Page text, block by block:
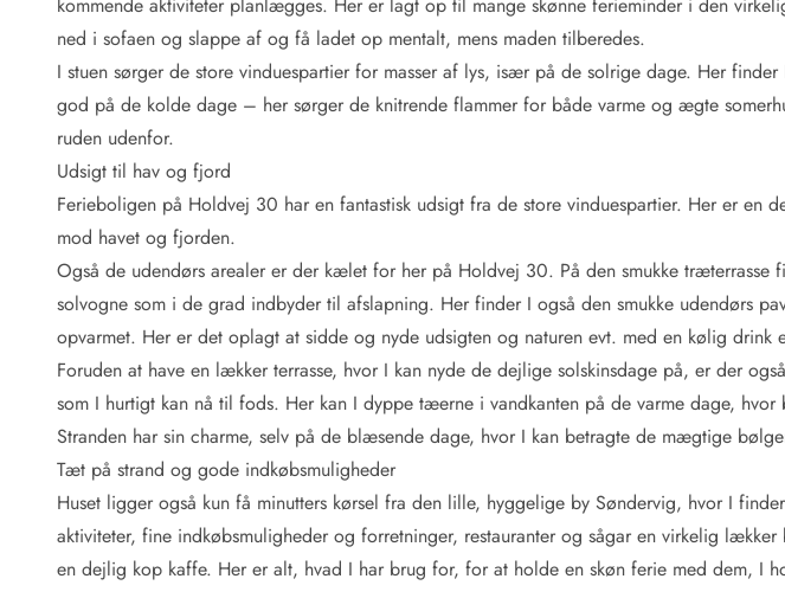
Fotokonkurrence
Fordele hos os
Esmark Rejsecurity
Esmark KidsVIP
Esmark VIP: Fordele og rabataftaler
Prisgaranti
Ingen depositum
Gæsteanmeldelser
Gratis WiFi i ferieområdet
We love people!
Fritidsaktiviteter
Esmark VIP partnerfordele
LEGOLAND® rabat
Ferie med børn
Ferie med hund
Ferie ved stranden
ned i sofaen og slappe af og få ladet op mentalt, mens maden tilberedes.
I stuen sørger de store vinduespartier for masser af lys, især på de solrige dage. Her
god på de kolde dage – her sørger de knitrende flammer for både varme og ægte
ruden udenfor.
Udsigt til hav og fjord
Ferieboligen på Holdvej 30 har en fantastisk udsigt fra de store vinduespartier. Her er en
mod havet og fjorden.
Også de udendørs arealer er der kælet for her på Holdvej 30. På den smukke træterrasse
solvogne som i de grad indbyder til afslapning. Her finder I også den smukke udendørs
opvarmet. Her er det oplagt at sidde og nyde udsigten og naturen evt. med en kølig drink
Foruden at have en lækker terrasse, hvor I kan nyde de dejlige solskinsdage på, er der
som I hurtigt kan nå til fods. Her kan I dyppe tæerne i vandkanten på de varme dage, hvor
Stranden har sin charme, selv på de blæsende dage, hvor I kan betragte de mægtige
Tæt på strand og gode indkøbsmuligheder
Huset ligger også kun få minutters kørsel fra den lille, hyggelige by Søndervig, hvor I
aktiviteter, fine indkøbsmuligheder og forretninger, restauranter og sågar en virkelig
en dejlig kop kaffe. Her er alt, hvad I har brug for, for at holde en skøn ferie med dem, I